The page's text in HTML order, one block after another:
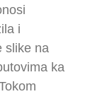
i
slike na
ka